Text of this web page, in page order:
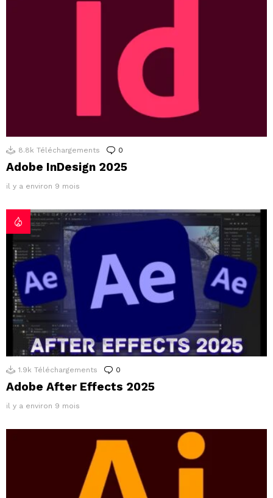
8.8k Téléchargements 0
Adobe InDesign 2025
il y a environ 9 mois
1.9k Téléchargements 0
Adobe After Effects 2025
il y a environ 9 mois